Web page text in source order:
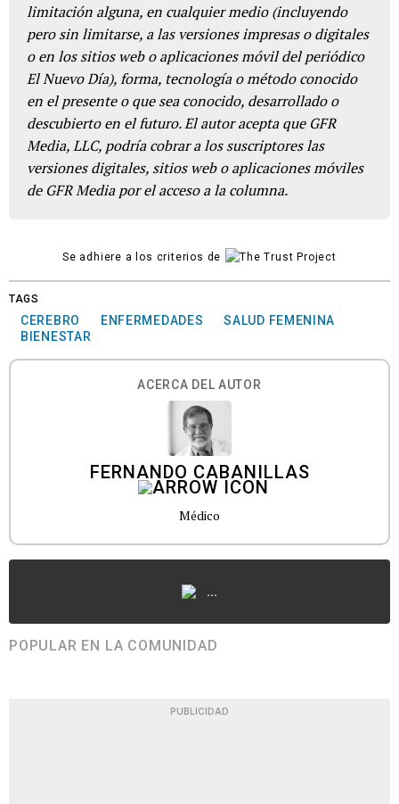
limitación alguna, en cualquier medio (incluyendo
pero sin limitarse, a las versiones impresas o digitales
o en los sitios web o aplicaciones móvil del periódico
El Nuevo Día), forma, tecnología o método conocido
en el presente o que sea conocido, desarrollado o
descubierto en el futuro. El autor acepta que GFR
Media, LLC, podría cobrar a los suscriptores las
versiones digitales, sitios web o aplicaciones móviles
de GFR Media por el acceso a la columna.
Se adhiere a los criterios de
TAGS
CEREBRO ENFERMEDADES
SALUD FEMENINA
BIENESTAR
ACERCA DEL AUTOR
FERNANDO CABANILLAS
Médico
...
POPULAR EN LA COMUNIDAD
PUBLICIDAD